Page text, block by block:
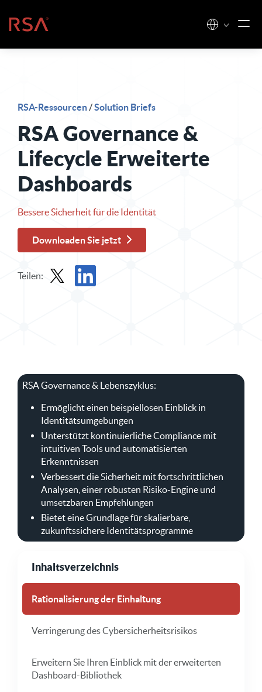
Startseite
RSA-Ressourcen/Solution Briefs
RSA Governance &
Lifecycle Erweiterte
Dashboards
Bessere Sicherheit für die Identität
Downloaden Sie jetzt
Teilen:
RSA Governance & Lebenszyklus:
Ermöglicht einen beispiellosen Einblick in
Identitätsumgebungen
Unterstützt kontinuierliche Compliance mit
intuitiven Tools und automatisierten
Erkenntnissen
Verbessert die Sicherheit mit fortschrittlichen
Analysen, einer robusten Risiko-Engine und
umsetzbaren Empfehlungen
Bietet eine Grundlage für skalierbare,
zukunftssichere Identitätsprogramme
Inhaltsverzeichnis
Rationalisierung der Einhaltung
Verringerung des Cybersicherheitsrisikos
Erweitern Sie Ihren Einblick mit der erweiterten
Dashboard-Bibliothek